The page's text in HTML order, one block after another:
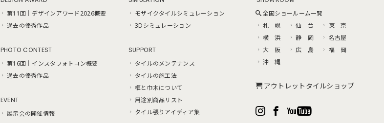
第11回｜デザインアワード2026概要
過去の優秀作品
PHOTO CONTEST
第16回｜インスタフォトコン概要
過去の優秀作品
EVENT
展示会の開催情報
モザイクタイルシミュレーション
3Dシミュレーション
SUPPORT
タイルのメンテナンス
タイルの施工法
框と巾木について
用途別商品リスト
タイル張りアイディア集
全国ショールーム一覧
札 幌
仙 台
東 京
横 浜
静 岡
名古屋
大 阪
広 島
福 岡
沖 縄
アウトレットタイルショップ